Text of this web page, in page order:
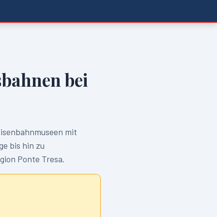
bei
mit
bis hin zu
Ponte Tresa.